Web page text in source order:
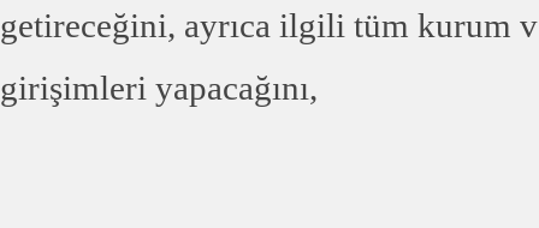
getireceğini, ayrıca ilgili tüm kurum
girişimleri yapacağını,